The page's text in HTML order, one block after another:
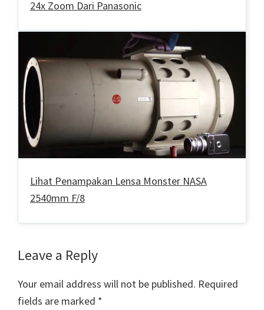
24x Zoom Dari Panasonic
Lihat Penampakan Lensa Monster NASA
2540mm F/8
Reader
Interactions
Leave a Reply
Your email address will not be published. Required
fields are marked *